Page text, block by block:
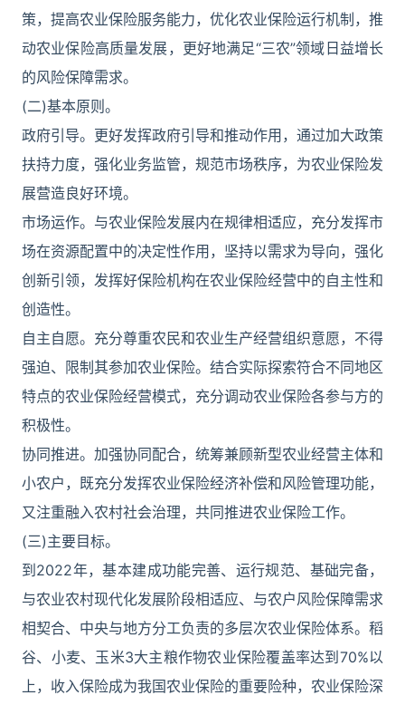
策，提高农业保险服务能力，优化农业保险运行机制，推
动农业保险高质量发展，更好地满足“三农”领域日益增长
的风险保障需求。
(二)基本原则。
政府引导。更好发挥政府引导和推动作用，通过加大政策
扶持力度，强化业务监管，规范市场秩序，为农业保险发
展营造良好环境。
市场运作。与农业保险发展内在规律相适应，充分发挥市
场在资源配置中的决定性作用，坚持以需求为导向，强化
创新引领，发挥好保险机构在农业保险经营中的自主性和
创造性。
自主自愿。充分尊重农民和农业生产经营组织意愿，不得
强迫、限制其参加农业保险。结合实际探索符合不同地区
特点的农业保险经营模式，充分调动农业保险各参与方的
积极性。
协同推进。加强协同配合，统筹兼顾新型农业经营主体和
小农户，既充分发挥农业保险经济补偿和风险管理功能，
又注重融入农村社会治理，共同推进农业保险工作。
(三)主要目标。
到2022年，基本建成功能完善、运行规范、基础完备，
与农业农村现代化发展阶段相适应、与农户风险保障需求
相契合、中央与地方分工负责的多层次农业保险体系。稻
谷、小麦、玉米3大主粮作物农业保险覆盖率达到70%以
上，收入保险成为我国农业保险的重要险种，农业保险深